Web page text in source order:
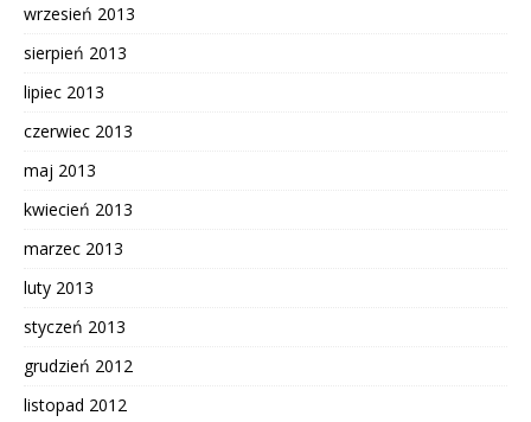
wrzesień 2013
sierpień 2013
lipiec 2013
czerwiec 2013
maj 2013
kwiecień 2013
marzec 2013
luty 2013
styczeń 2013
grudzień 2012
listopad 2012